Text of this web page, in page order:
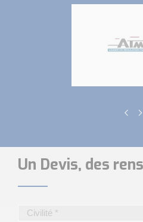
Un Devis, des